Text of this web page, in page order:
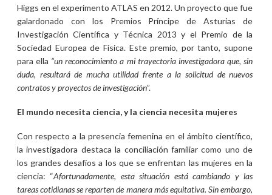
Higgs en el experimento ATLAS en 2012. Un proyecto que fue
galardonado con los Premios Príncipe de Asturias de
Investigación Científica y Técnica 2013 y el Premio de la
Sociedad Europea de Física. Este premio, por tanto, supone
para ella “un reconocimiento a mi trayectoria investigadora que, sin
duda, resultará de mucha utilidad frente a la solicitud de nuevos
contratos y proyectos de investigación”.
El mundo necesita ciencia, y la ciencia necesita mujeres
Con respecto a la presencia femenina en el ámbito científico,
la investigadora destaca la conciliación familiar como uno de
los grandes desafíos a los que se enfrentan las mujeres en la
ciencia: “Afortunadamente, esta situación está cambiando y las
tareas cotidianas se reparten de manera más equitativa. Sin embargo,